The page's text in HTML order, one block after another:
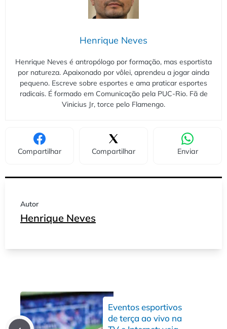
Henrique Neves
Henrique Neves é antropólogo por formação, mas esportista
por natureza. Apaixonado por vôlei, aprendeu a jogar ainda
pequeno. Escreve sobre esportes e ama praticar esportes
radicais. É formado em Comunicação pela PUC-Rio. Fã de
Vinicius Jr, torce pelo Flamengo.
Compartilhar Compartilhar Enviar
Autor
Henrique Neves
Eventos esportivos
de terça ao vivo na